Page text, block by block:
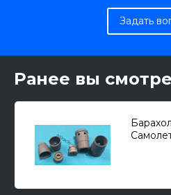
Задать
Ранее вы